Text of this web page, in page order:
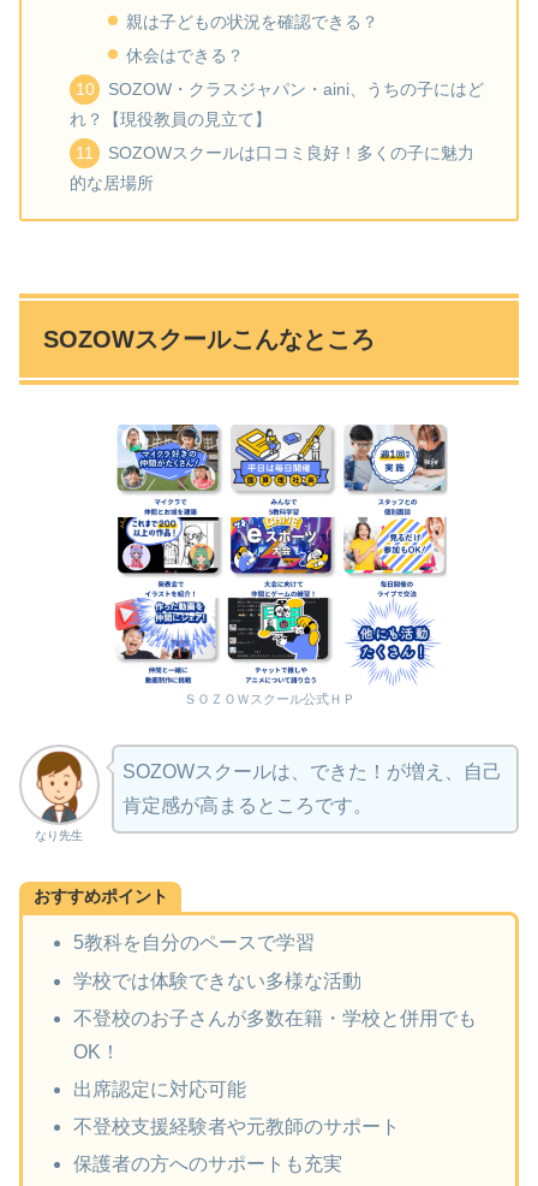
親は子どもの状況を確認できる？
休会はできる？
SOZOW・クラスジャパン・aini、うちの子にはど
れ？【現役教員の見立て】
SOZOWスクールは口コミ良好！多くの子に魅力
的な居場所
SOZOWスクールこんなところ
ＳＯＺＯＷスクール公式ＨＰ
なり先生
SOZOWスクールは、できた！が増え、自己
肯定感が高まるところです。
おすすめポイント
5教科を自分のペースで学習
学校では体験できない多様な活動
不登校のお子さんが多数在籍・学校と併用でも
OK！
出席認定に対応可能
不登校支援経験者や元教師のサポート
保護者の方へのサポートも充実